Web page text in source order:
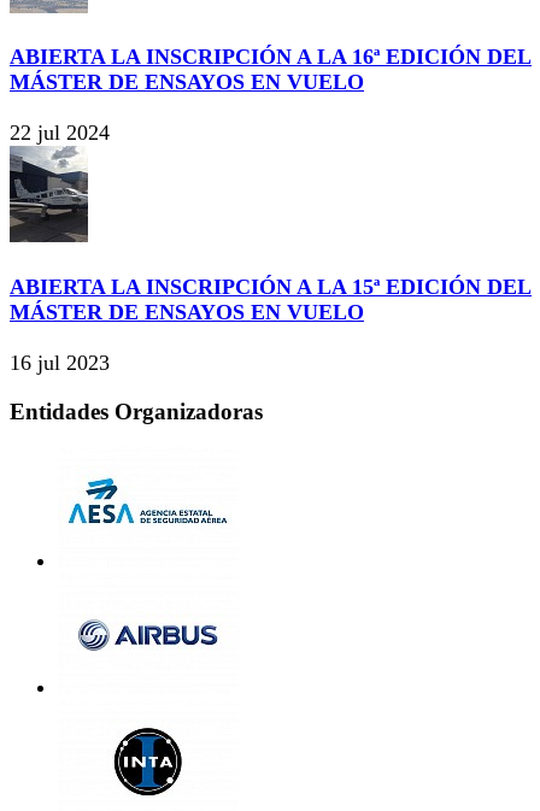
ABIERTA LA INSCRIPCIÓN A LA 16ª EDICIÓN DEL
MÁSTER DE ENSAYOS EN VUELO
22 jul 2024
ABIERTA LA INSCRIPCIÓN A LA 15ª EDICIÓN DEL
MÁSTER DE ENSAYOS EN VUELO
16 jul 2023
Entidades Organizadoras